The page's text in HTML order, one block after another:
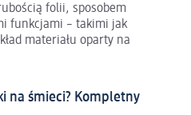
folii, sposobem
funkcjami – takimi jak
materiału oparty na
na śmieci? Kompletny